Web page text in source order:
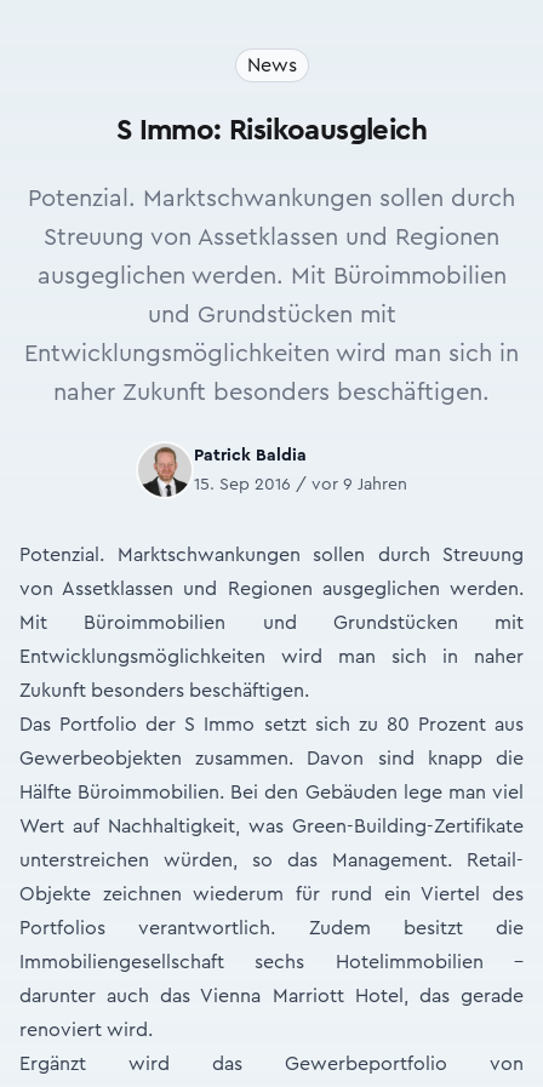
News
S Immo: Risikoausgleich
Potenzial. Marktschwankungen sollen durch
Streuung von Assetklassen und Regionen
ausgeglichen werden. Mit Büroimmobilien
und Grundstücken mit
Entwicklungsmöglichkeiten wird man sich in
naher Zukunft besonders beschäftigen.
Patrick Baldia
15. Sep 2016 / vor 9 Jahren
Potenzial. Marktschwankungen sollen durch Streuung
von Assetklassen und Regionen ausgeglichen werden.
Mit Büroimmobilien und Grundstücken mit
Entwicklungsmöglichkeiten wird man sich in naher
Zukunft besonders beschäftigen.
Das Portfolio der S Immo setzt sich zu 80 Prozent aus
Gewerbeobjekten zusammen. Davon sind knapp die
Hälfte Büroimmobilien. Bei den Gebäuden lege man viel
Wert auf Nachhaltigkeit, was Green-Building-Zertifikate
unterstreichen würden, so das Management. Retail-
Objekte zeichnen wiederum für rund ein Viertel des
Portfolios verantwortlich. Zudem besitzt die
Immobiliengesellschaft sechs Hotelimmobilien –
darunter auch das Vienna Marriott Hotel, das gerade
renoviert wird.
Ergänzt wird das Gewerbeportfolio von